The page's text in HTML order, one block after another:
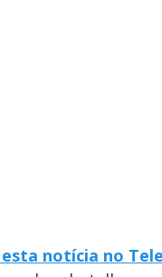
notícia no